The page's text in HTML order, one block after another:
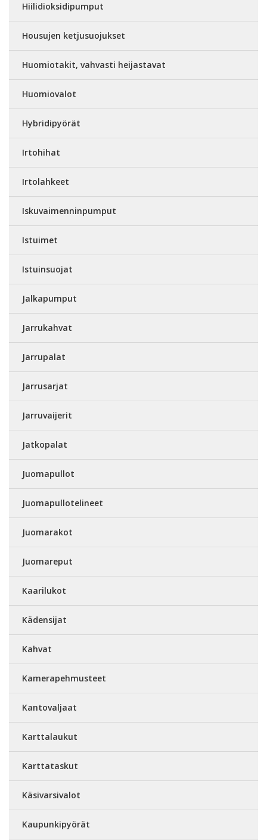
Hiilidioksidipumput
Housujen ketjusuojukset
Huomiotakit, vahvasti heijastavat
Huomiovalot
Hybridipyörät
Irtohihat
Irtolahkeet
Iskuvaimenninpumput
Istuimet
Istuinsuojat
Jalkapumput
Jarrukahvat
Jarrupalat
Jarrusarjat
Jarruvaijerit
Jatkopalat
Juomapullot
Juomapullotelineet
Juomarakot
Juomareput
Kaarilukot
Kädensijat
Kahvat
Kamerapehmusteet
Kantovaljaat
Karttalaukut
Karttataskut
Käsivarsivalot
Kaupunkipyörät